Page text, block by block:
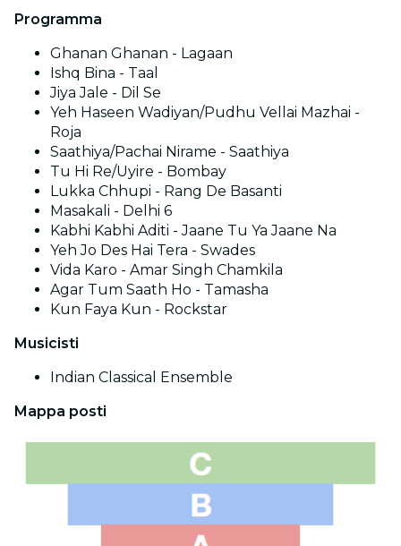
Programma
Ghanan Ghanan - Lagaan
Ishq Bina - Taal
Jiya Jale - Dil Se
Yeh Haseen Wadiyan/Pudhu Vellai Mazhai -
Roja
Saathiya/Pachai Nirame - Saathiya
Tu Hi Re/Uyire - Bombay
Lukka Chhupi - Rang De Basanti
Masakali - Delhi 6
Kabhi Kabhi Aditi - Jaane Tu Ya Jaane Na
Yeh Jo Des Hai Tera - Swades
Vida Karo - Amar Singh Chamkila
Agar Tum Saath Ho - Tamasha
Kun Faya Kun - Rockstar
Musicisti
Indian Classical Ensemble
Mappa posti